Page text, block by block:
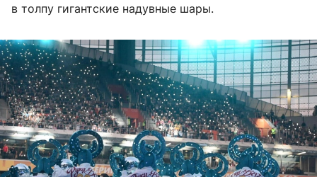
в толпу гигантские надувные шары.